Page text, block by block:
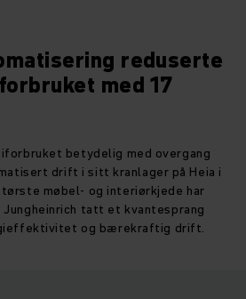
reduserte
med 17
betydelig med overgang
drift i sitt kranlager på Heia i
møbel- og interiørkjede har
Jungheinrich tatt et kvantesprang
og bærekraftig drift.